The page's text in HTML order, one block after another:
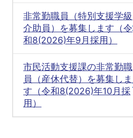
非常勤職員（特別支援学級
介助員）を募集します（令
和8(2026)年9月採用）
市民活動支援課の非常勤職
員（産休代替）を募集しま
す（令和8(2026)年10月採
用）